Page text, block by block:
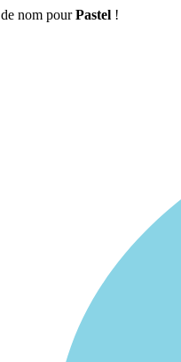
nom pourPastel !